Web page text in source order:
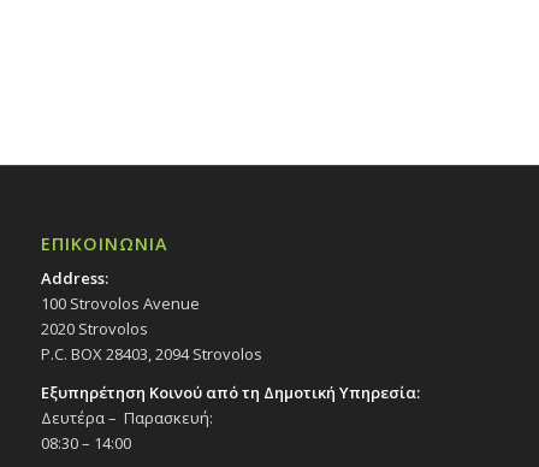
ΕΠΙΚΟΙΝΩΝΙΑ
Address:
100 Strovolos Avenue
2020 Strovolos
P.C. BOX 28403, 2094 Strovolos
Εξυπηρέτηση Κοινού από τη Δημοτική Υπηρεσία:
Δευτέρα – Παρασκευή:
08:30 – 14:00